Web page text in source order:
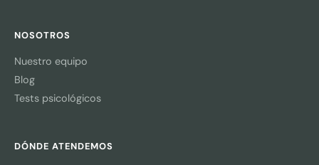
NOSOTROS
Nuestro equipo
Blog
Tests psicológicos
DÓNDE ATENDEMOS